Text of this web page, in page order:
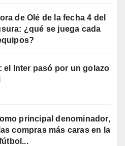
de Olé de la fecha 4 del
¿qué se juega cada
el Inter pasó por un golazo
principal denominador,
compras más caras en la